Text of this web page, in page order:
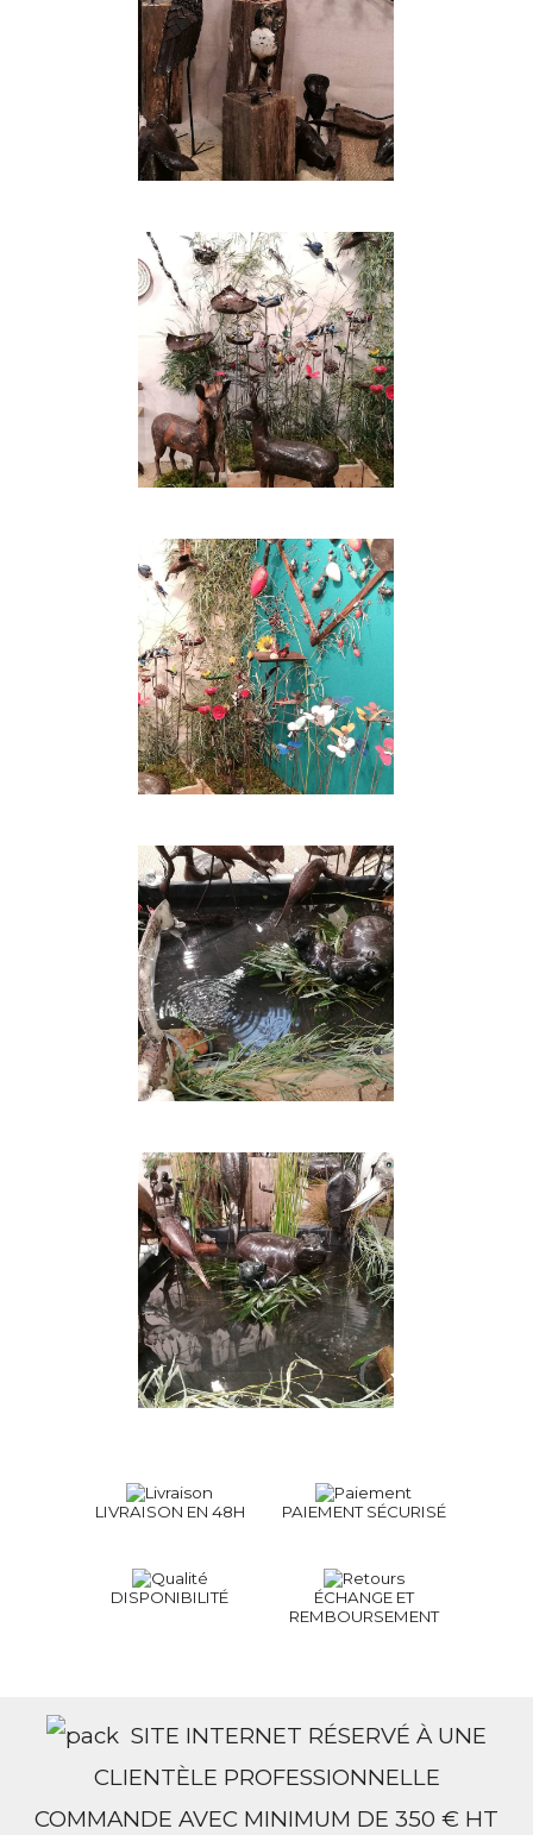
LIVRAISON EN 48H PAIEMENT SÉCURISÉ
DISPONIBILITÉ
ÉCHANGE ET
REMBOURSEMENT
SITE INTERNET RÉSERVÉ À UNE
CLIENTÈLE PROFESSIONNELLE
COMMANDE AVEC MINIMUM DE 350 € HT